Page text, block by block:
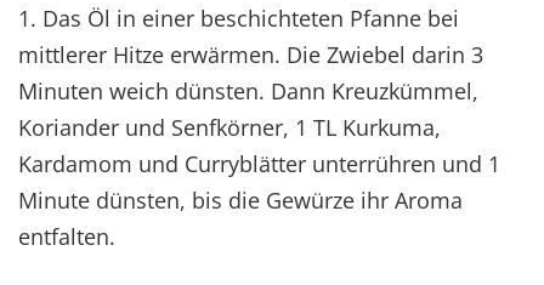
1. Das Öl in einer beschichteten Pfanne bei
mittlerer Hitze erwärmen. Die Zwiebel darin 3
Minuten weich dünsten. Dann Kreuzkümmel,
Koriander und Senfkörner, 1 TL Kurkuma,
Kardamom und Curryblätter unterrühren und 1
Minute dünsten, bis die Gewürze ihr Aroma
entfalten.